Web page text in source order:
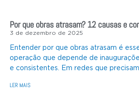
Por que obras atrasam? 12 causas e
3 de dezembro de 2025
Entender por que obras atrasam é
operação que depende de
e consistentes. Em redes que precisam
LER MAIS